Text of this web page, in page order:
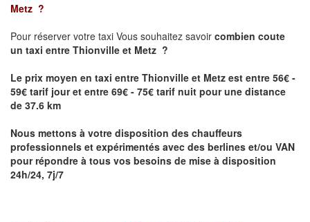
Metz ?
Pour réserver votre taxi Vous souhaitez savoir combien coute
un taxi entre Thionville et Metz ?
Le prix moyen en taxi entre Thionville et Metz est entre 56€ -
59€ tarif jour et entre 69€ - 75€ tarif nuit pour une distance
de 37.6 km
Nous mettons à votre disposition des chauffeurs
professionnels et expérimentés avec des berlines et/ou VAN
pour répondre à tous vos besoins de mise à disposition
24h/24, 7j/7